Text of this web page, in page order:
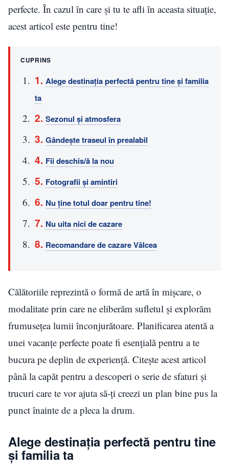
perfecte. În cazul în care și tu te afli în aceasta situație,
acest articol este pentru tine!
CUPRINS
Alege destinația perfectă pentru tine și familia
ta
Sezonul și atmosfera
Gândește traseul în prealabil
Fii deschis/ă la nou
Fotografii și amintiri
Nu ține totul doar pentru tine!
Nu uita nici de cazare
Recomandare de cazare Vâlcea
Călătoriile reprezintă o formă de artă în mișcare, o
modalitate prin care ne eliberăm sufletul și explorăm
frumusețea lumii înconjurătoare. Planificarea atentă a
unei vacanțe perfecte poate fi esențială pentru a te
bucura pe deplin de experiență. Citește acest articol
până la capăt pentru a descoperi o serie de sfaturi și
trucuri care te vor ajuta să-ți creezi un plan bine pus la
punct înainte de a pleca la drum.
Alege destinația perfectă pentru tine
și familia ta